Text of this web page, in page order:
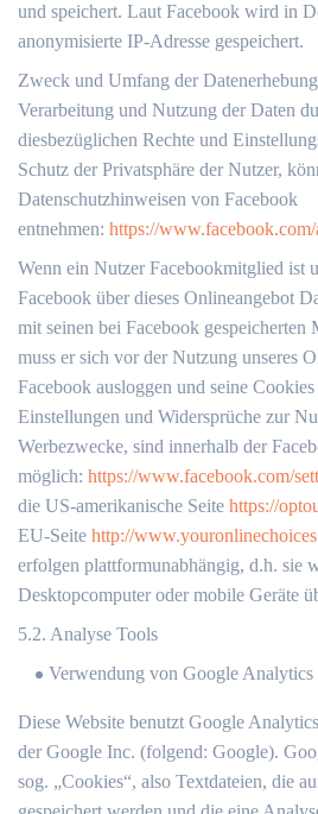
und speichert. Laut Facebook wird in
anonymisierte IP-Adresse gespeichert.
Zweck und Umfang der
Verarbeitung und Nutzung der Daten
diesbezüglichen Rechte und
Schutz der Privatsphäre der Nutzer,
Datenschutzhinweisen von Facebook
entnehmen: https://
Wenn ein Nutzer Facebookmitglied ist
Facebook über dieses Onlineangebot
mit seinen bei Facebook gespeicherten
muss er sich vor der Nutzung unseres
Facebook ausloggen und seine
Einstellungen und Widersprüche zur
Werbezwecke, sind innerhalb der
möglich: https://www.facebook.com/
die US-amerikanische Seite https://
EU-Seite http://
erfolgen plattformunabhängig, d.h. sie
Desktopcomputer oder mobile Geräte
5.2. Analyse Tools
Verwendung von Google Analytics
Diese Website benutzt Google
der Google Inc. (folgend: Google).
sog. „Cookies“, also Textdateien, die